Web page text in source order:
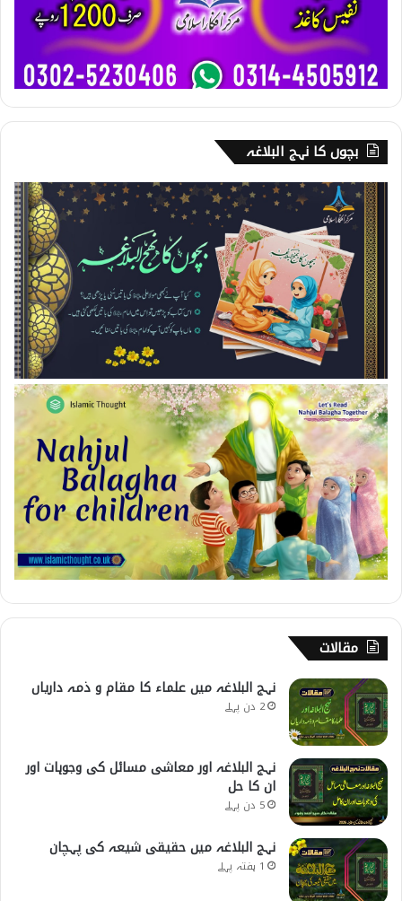
بچوں کا نہج البلاغہ
مقالات
نہج البلاغہ میں علماء کا مقام و ذمہ داریاں
2 دن پہلے
نہج البلاغہ اور معاشی مسائل کی وجوہات اور
ان کا حل
5 دن پہلے
نہج البلاغہ میں حقیقی شیعہ کی پہچان
1 ہفتہ پہلے